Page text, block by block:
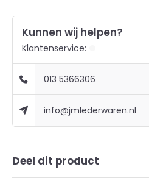
Kunnen wij helpen?
Klantenservice:
013 5366306
info@jmlederwaren.nl
Deel dit product